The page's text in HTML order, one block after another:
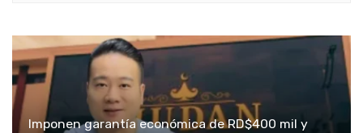
Imponen garantía económica de RD$400 mil y